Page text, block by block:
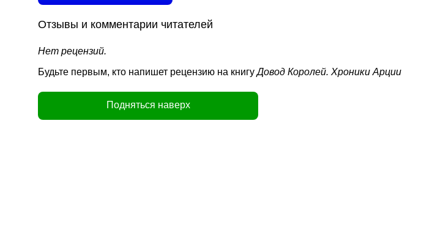
Отзывы и комментарии читателей
Нет рецензий.
Будьте первым, кто напишет рецензию на книгуДовод Королей. Хроники Арции
Подняться наверх